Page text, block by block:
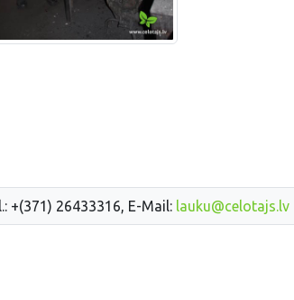
+(371) 26433316, E-Mail: lauku@celotajs.lv